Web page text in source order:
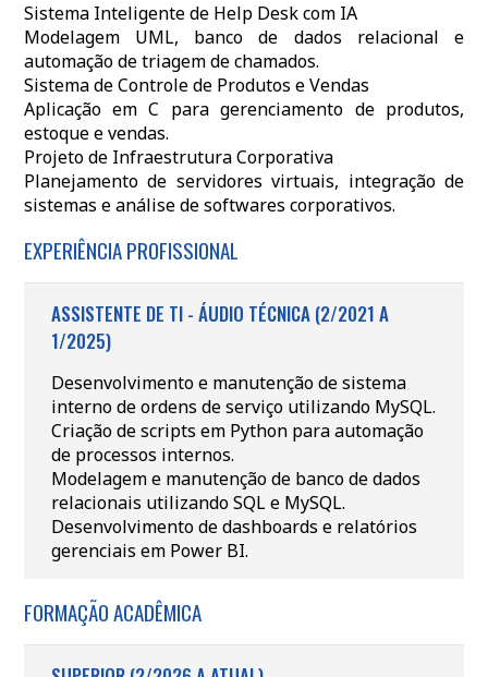
Sistema Inteligente de Help Desk com IA
Modelagem UML, banco de dados relacional e
automação de triagem de chamados.
Sistema de Controle de Produtos e Vendas
Aplicação em C para gerenciamento de produtos,
estoque e vendas.
Projeto de Infraestrutura Corporativa
Planejamento de servidores virtuais, integração de
sistemas e análise de softwares corporativos.
EXPERIÊNCIA PROFISSIONAL
ASSISTENTE DE TI - ÁUDIO TÉCNICA (2/2021 A
1/2025)
Desenvolvimento e manutenção de sistema
interno de ordens de serviço utilizando MySQL.
Criação de scripts em Python para automação
de processos internos.
Modelagem e manutenção de banco de dados
relacionais utilizando SQL e MySQL.
Desenvolvimento de dashboards e relatórios
gerenciais em Power BI.
FORMAÇÃO ACADÊMICA